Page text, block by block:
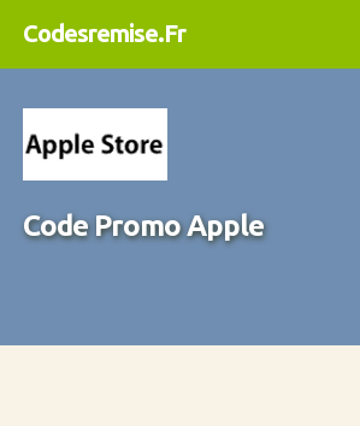
Codesremise.Fr
Code Promo Apple